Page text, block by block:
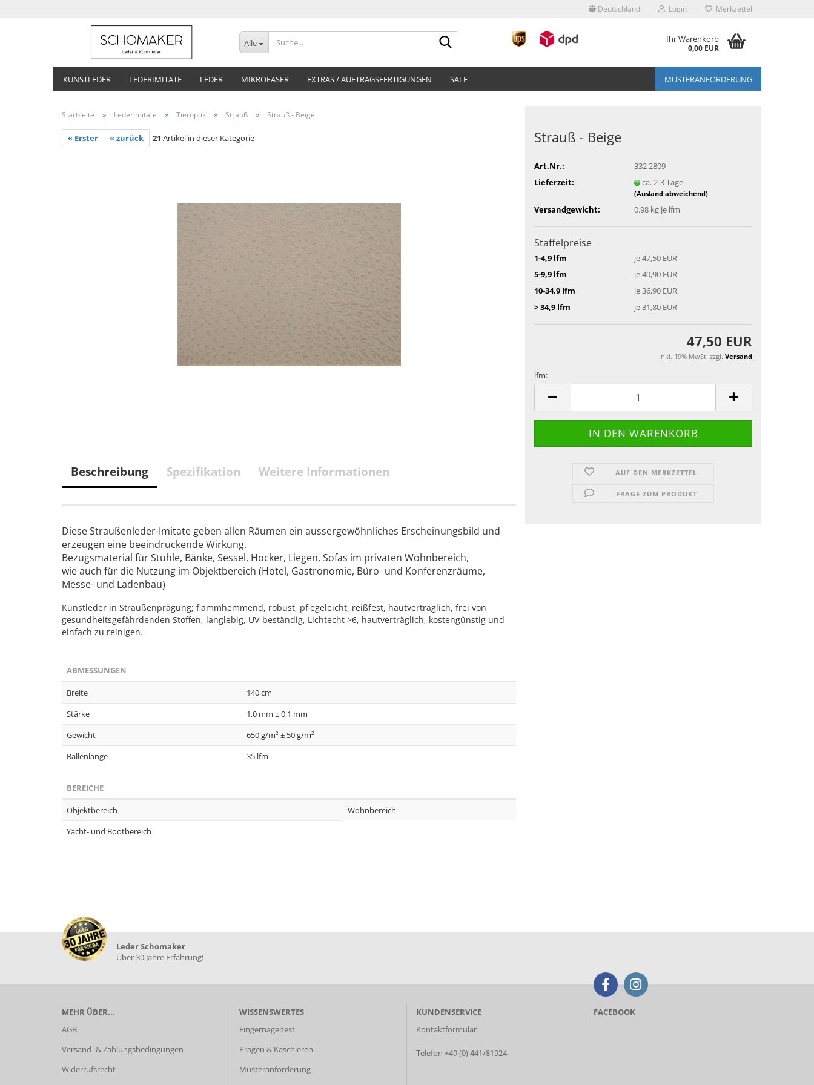
Deutschland Login Merkzettel
Alle Ihr Warenkorb
0,00 EUR
KUNSTLEDER LEDERIMITATE LEDER MIKROFASER EXTRAS / AUFTRAGSFERTIGUNGEN SALE MUSTERANFORDERUNG
Startseite » Lederimitate » Tieroptik » Strauß » Strauß - Beige
« Erster « zurück 21 Artikel in dieser Kategorie Strauß - Beige
Art.Nr.:
332 2809
Lieferzeit:
ca. 2-3 Tage
(Ausland abweichend)
Versandgewicht: 0.98 kg je lfm
Staffelpreise
1-4,9 lfm
je 47,50 EUR
5-9,9 lfm
je 40,90 EUR
10-34,9 lfm
je 36,90 EUR
> 34,9 lfm
je 31,80 EUR
47,50 EUR
inkl. 19% MwSt. zzgl. Versand
lfm:
AUF DEN MERKZETTEL
FRAGE ZUM PRODUKT
Beschreibung Spezifikation Weitere Informationen
Diese Straußenleder-Imitate geben allen Räumen ein aussergewöhnliches Erscheinungsbild und
erzeugen eine beeindruckende Wirkung.
Bezugsmaterial für Stühle, Bänke, Sessel, Hocker, Liegen, Sofas im privaten Wohnbereich,
wie auch für die Nutzung im Objektbereich (Hotel, Gastronomie, Büro- und Konferenzräume,
Messe- und Ladenbau)
Kunstleder in Straußenprägung; flammhemmend, robust, pflegeleicht, reißfest, hautverträglich, frei von
gesundheitsgefährdenden Stoffen, langlebig, UV-beständig, Lichtecht >6, hautverträglich, kostengünstig und
einfach zu reinigen.
ABMESSUNGEN
Breite
140 cm
Stärke
1,0 mm ± 0,1 mm
Gewicht
650 g/m² ± 50 g/m²
Ballenlänge
35 lfm
BEREICHE
Objektbereich
Wohnbereich
Yacht- und Bootbereich
Leder Schomaker
Über 30 Jahre Erfahrung!
MEHR ÜBER...
AGB
Versand- & Zahlungsbedingungen
Widerrufsrecht
WISSENSWERTES
Fingernageltest
Prägen & Kaschieren
Musteranforderung
KUNDENSERVICE
Kontaktformular
Telefon +49 (0) 441/81924
FACEBOOK